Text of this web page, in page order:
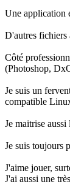
Une application
D'autres fichiers
Côté
(Photoshop,
Je suis un
compatible
Je maitrise
Je suis toujours
J'aime jouer,
J'ai aussi une